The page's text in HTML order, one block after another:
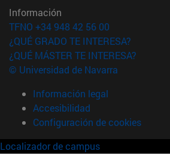
Información
TFNO +34 948 42 56 00
¿QUÉ GRADO TE INTERESA?
¿QUÉ MÁSTER TE INTERESA?
© Universidad de Navarra
Información legal
Accesibilidad
Configuración de cookies
Localizador de campus